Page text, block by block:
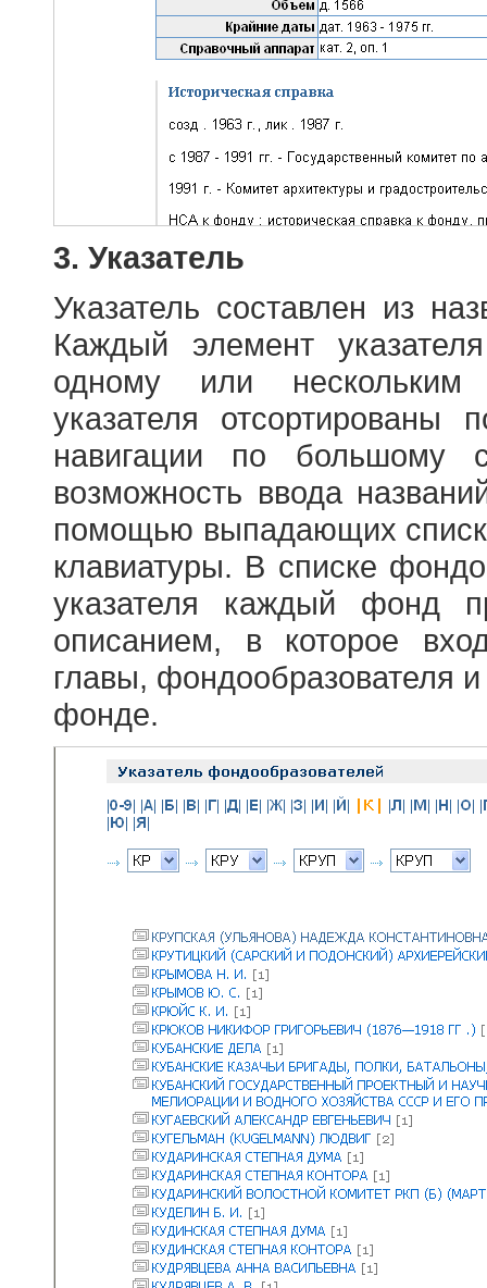
3. Указатель
Указатель составлен из
Каждый элемент
одному или
указателя отсортированы
навигации по большому
возможность ввода
помощью выпадающих
клавиатуры. В списке
указателя каждый фонд
описанием, в которое
главы, фондообразователя
фонде.